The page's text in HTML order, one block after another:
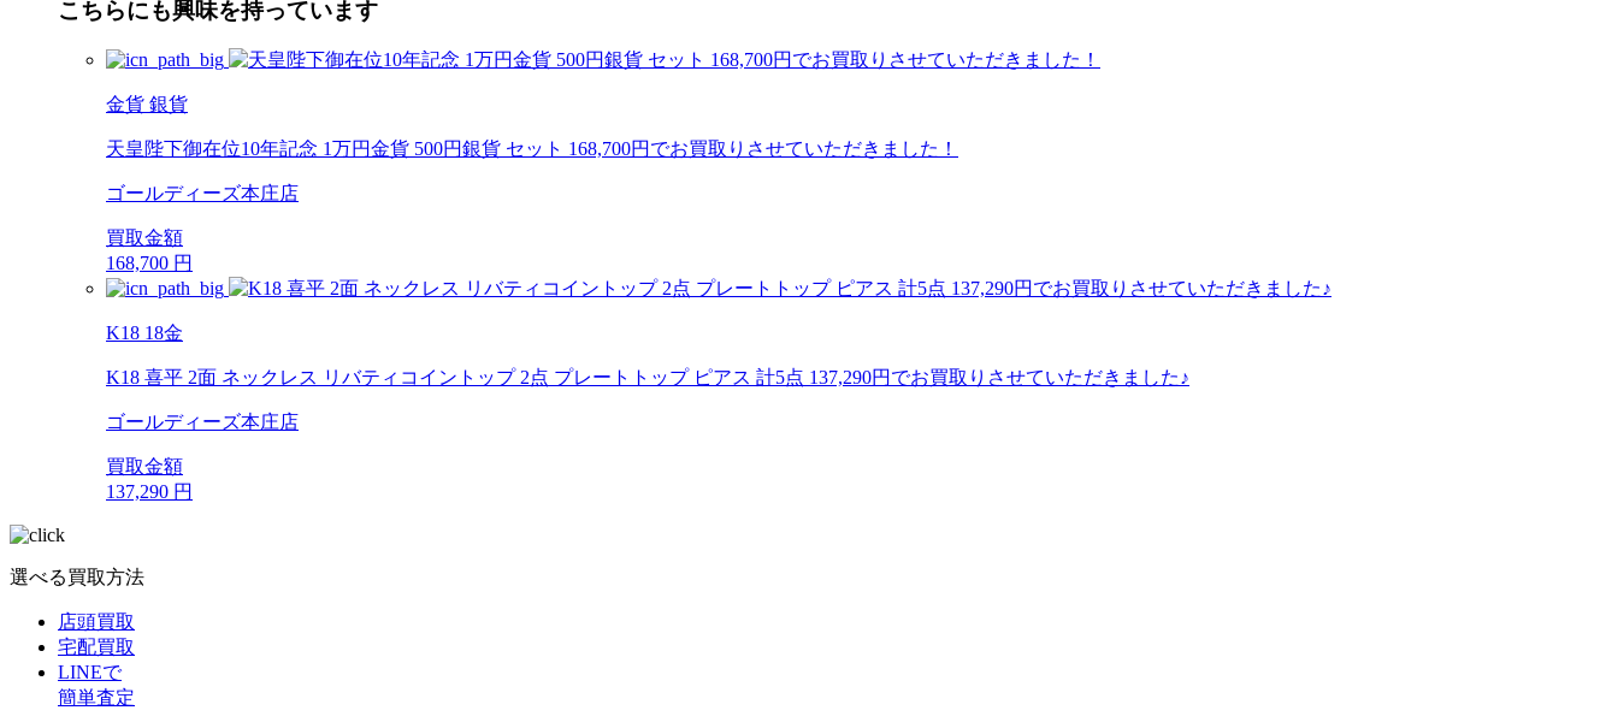
こちらにも興味を持っています
金貨 銀貨
天皇陛下御在位10年記念 1万円金貨 500円銀貨 セット 168,700円でお買取りさせていただきました！
ゴールディーズ本庄店
買取金額
168,700 円
K18 18金
K18 喜平 2面 ネックレス リバティコイントップ 2点 プレートトップ ピアス 計5点 137,290円でお買取りさせていただきました♪
ゴールディーズ本庄店
買取金額
137,290 円
選べる買取方法
店頭買取
宅配買取
LINEで
簡単査定